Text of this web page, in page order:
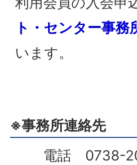
ト・センター事務
います。
※事務所連絡先
電話 0738-